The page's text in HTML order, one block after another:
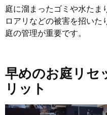
庭に溜まったゴミや水たま
ロアリなどの被害を招いた
庭の管理が重要です。
早めのお庭リセ
リット